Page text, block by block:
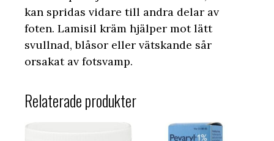
kan spridas vidare till andra delar av
foten. Lamisil kräm hjälper mot lätt
svullnad, blåsor eller vätskande sår
orsakat av fotsvamp.
Relaterade produkter